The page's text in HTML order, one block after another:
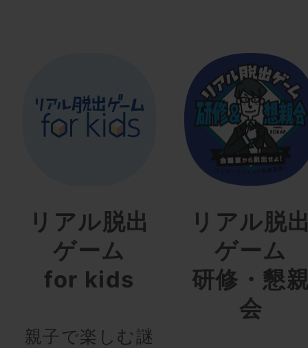
リアル脱出
ゲーム
for kids
親子で楽しむ謎
リアル脱
ゲーム
研修・懇
会